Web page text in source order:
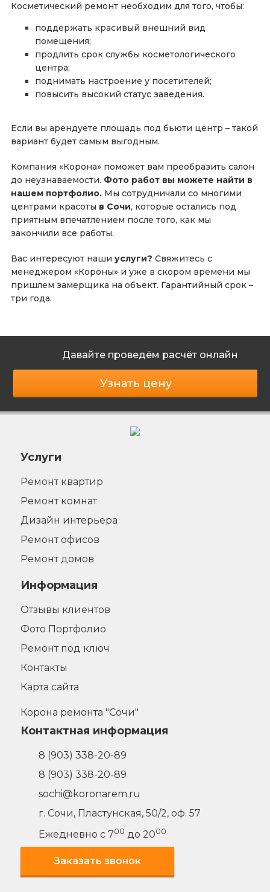
Косметический ремонт необходим для того, чтобы:
поддержать красивый внешний вид
помещения;
продлить срок службы косметологического
центра;
поднимать настроение у посетителей;
повысить высокий статус заведения.
Если вы арендуете площадь под бьюти центр – такой
вариант будет самым выгодным.
Компания «Корона» поможет вам преобразить салон
до неузнаваемости. Фото работ вы можете найти в
нашем портфолио.Мы сотрудничали со многими
центрами красоты в Сочи, которые остались под
приятным впечатлением после того, как мы
закончили все работы.
Вас интересуют наши услуги? Свяжитесь с
менеджером «Короны» и уже в скором времени мы
пришлем замерщика на объект. Гарантийный срок –
три года.
Давайте проведём расчёт онлайн
Узнать цену
Услуги
Ремонт квартир
Ремонт комнат
Дизайн интерьера
Ремонт офисов
Ремонт домов
Информация
Отзывы клиентов
Фото Портфолио
Ремонт под ключ
Контакты
Карта сайта
Корона ремонта "Сочи"
Контактная информация
8 (903) 338-20-89
8 (903) 338-20-89
sochi@koronarem.ru
г. Сочи, Пластунская, 50/2, оф. 57
Ежедневно с 700 до 2000
Заказать звонок